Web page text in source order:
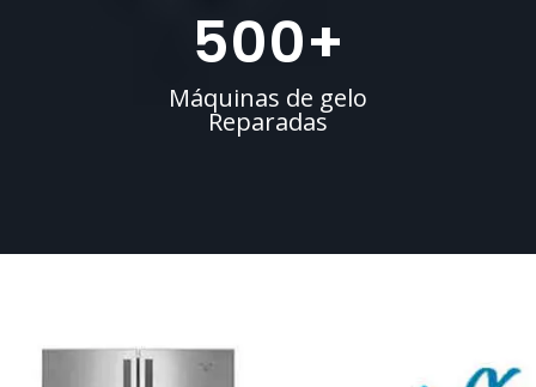
500+
Máquinas de gelo
Reparadas